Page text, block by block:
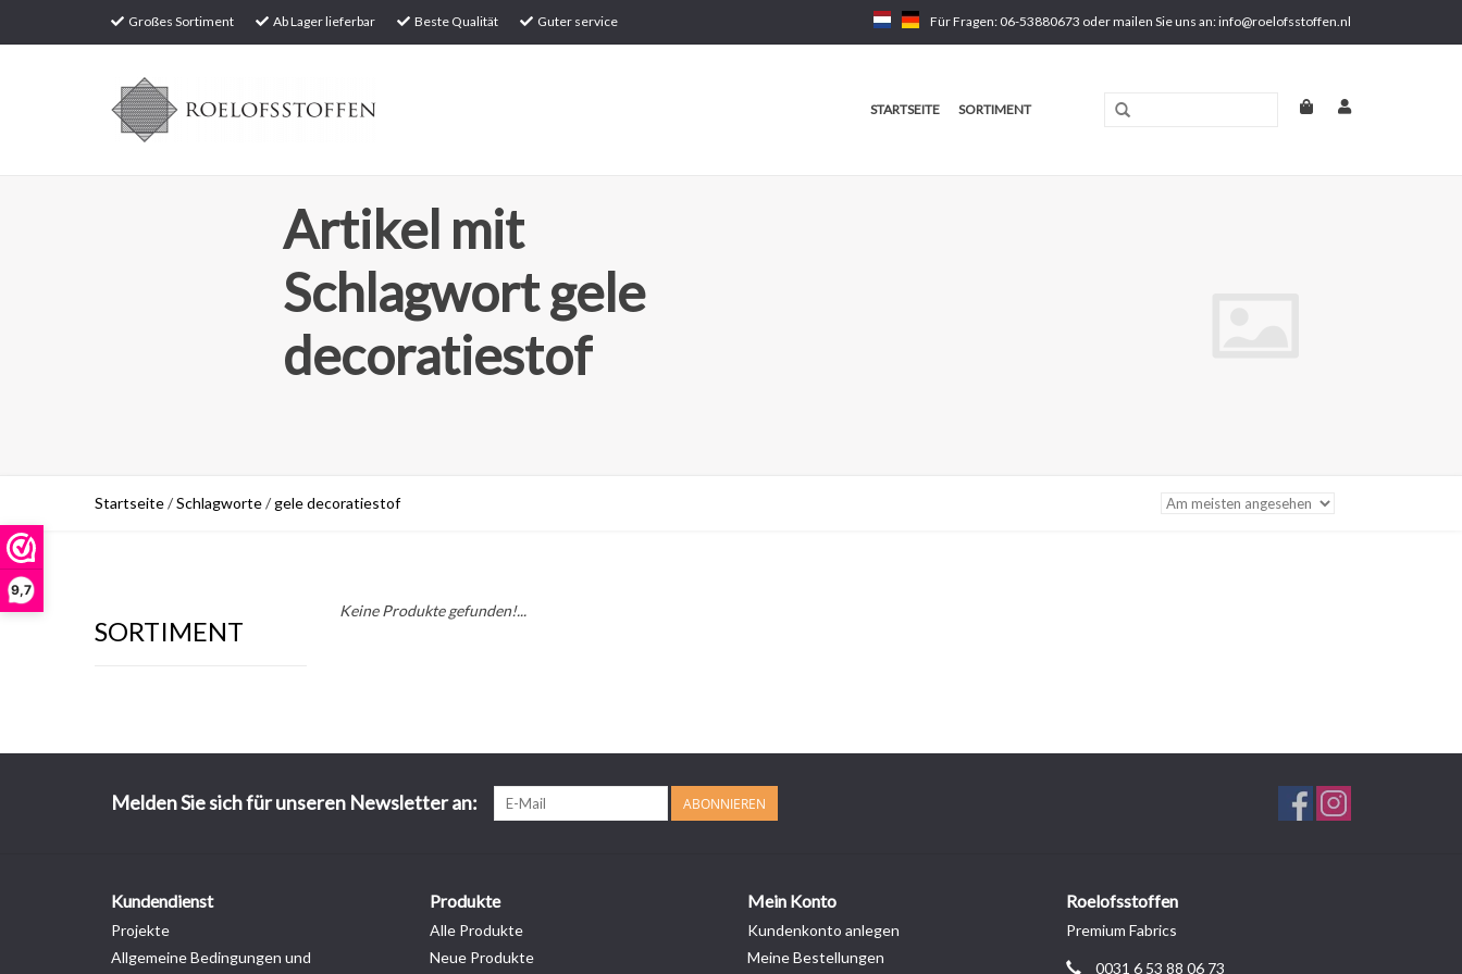
9,7
Großes Sortiment Ab Lager lieferbar Beste Qualität Guter service Für Fragen: 06-53880673 oder mailen Sie uns an:info@roelofsstoffen.nl
STARTSEITE SORTIMENT
Artikel mit
Schlagwort gele
decoratiestof
Startseite/Schlagworte/gele decoratiestof
SORTIMENT
Keine Produkte gefunden!...
Melden Sie sich für unseren Newsletter an: ABONNIEREN
Kundendienst
Projekte
Allgemeine Bedingungen und
Produkte
Alle Produkte
Neue Produkte
Mein Konto
Kundenkonto anlegen
Meine Bestellungen
Roelofsstoffen
Premium Fabrics
0031 6 53 88 06 73